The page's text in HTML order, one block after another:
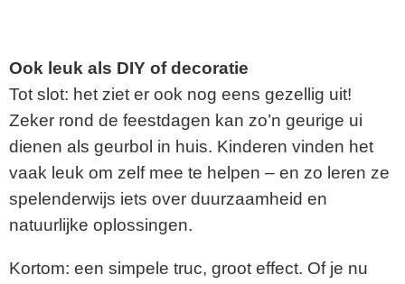
Ook leuk als DIY of decoratie
Tot slot: het ziet er ook nog eens gezellig uit!
Zeker rond de feestdagen kan zo’n geurige ui
dienen als geurbol in huis. Kinderen vinden het
vaak leuk om zelf mee te helpen – en zo leren ze
spelenderwijs iets over duurzaamheid en
natuurlijke oplossingen.
Kortom: een simpele truc, groot effect. Of je nu